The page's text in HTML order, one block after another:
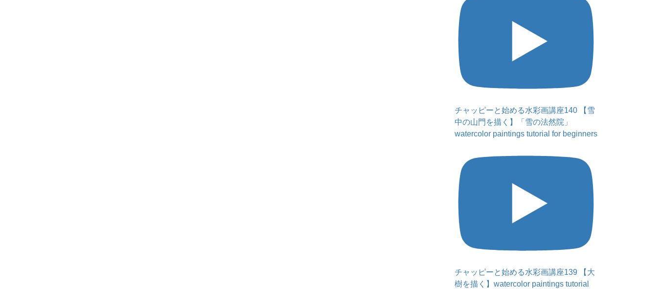
チャッピーと始める水彩画講座140 【雪
中の山門を描く】「雪の法然院」
watercolor paintings tutorial for beginners
チャッピーと始める水彩画講座139 【大
樹を描く】watercolor paintings tutorial